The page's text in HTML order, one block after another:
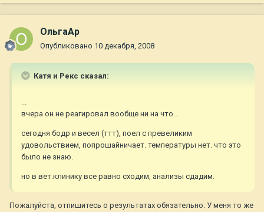
ОльгаАр
Опубликовано 10 декабря, 2008
Катя и Рекс сказал:
...
вчера он не реагировал вообще ни на что...
сегодня бодр и весел (ттт), поел с превеликим
удовольствием, попрошайничает. температуры нет. что это
было не знаю.
но в вет.клинику все равно сходим, анализы сдадим.
Пожалуйста, отпишитесь о результатах обязательно. У меня то же